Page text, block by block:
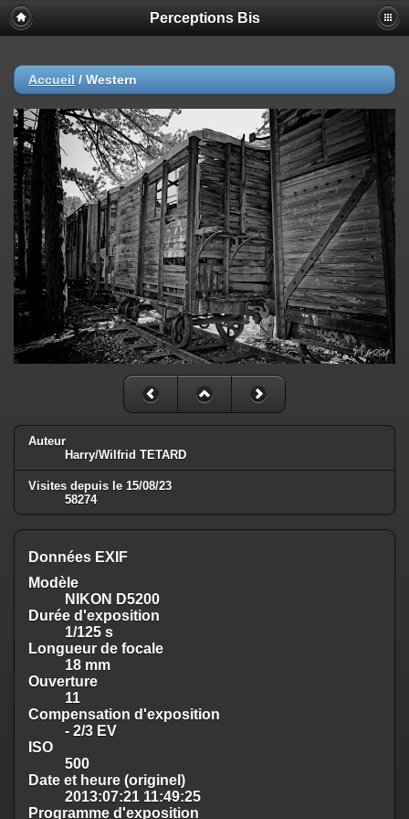
Perceptions Bis
Accueil / Western
Auteur
Harry/Wilfrid TETARD
Visites depuis le 15/08/23
58274
Données EXIF
Modèle
NIKON D5200
Durée d'exposition
1/125 s
Longueur de focale
18 mm
Ouverture
11
Compensation d'exposition
- 2/3 EV
ISO
500
Date et heure (originel)
2013:07:21 11:49:25
Programme d'exposition